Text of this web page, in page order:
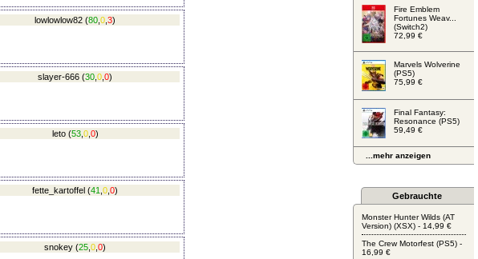
lowlowlow82 (80, 0, 3)
slayer-666 (30 0 0)
leto (53, 0, 0)
fette_kartoffel (41 0, 0)
snokey (25 0 0)
Fire Emblem
Fortunes Weav...
(Switch2)
72,99 €
Marvels Wolverine
(PS5)
75,99 €
Final Fantasy:
Resonance (PS5)
59,49 €
...mehr anzeigen
Gebrauchte
Monster Hunter Wilds (AT
Version) (XSX) - 14,99 €
The Crew Motorfest (PS5) -
16,99 €